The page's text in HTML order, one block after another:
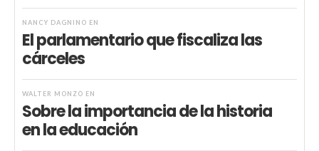
NANCY DAGNINO EN
El parlamentario que fiscaliza las
cárceles
WALTER MONZÓ EN
Sobre la importancia de la historia
en la educación